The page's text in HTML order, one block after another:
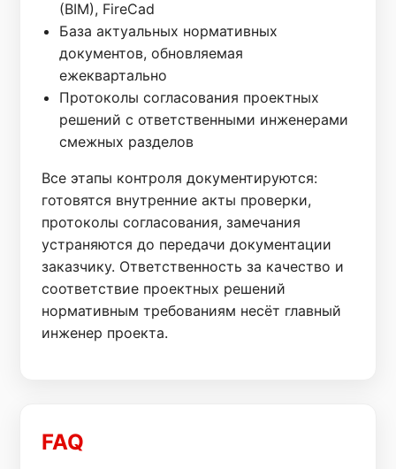
(BIM), FireCad
База актуальных нормативных
документов, обновляемая
ежеквартально
Протоколы согласования проектных
решений с ответственными инженерами
смежных разделов
Все этапы контроля документируются:
готовятся внутренние акты проверки,
протоколы согласования, замечания
устраняются до передачи документации
заказчику. Ответственность за качество и
соответствие проектных решений
нормативным требованиям несёт главный
инженер проекта.
FAQ